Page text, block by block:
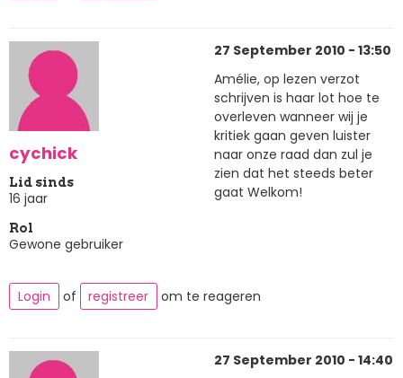
cychick
Lid sinds
16 jaar
Rol
Gewone gebruiker
27 September 2010 - 13:50
Amélie, op lezen verzot
schrijven is haar lot hoe te
overleven wanneer wij je
kritiek gaan geven luister
naar onze raad dan zul je
zien dat het steeds beter
gaat Welkom!
Login of registreer om te reageren
27 September 2010 - 14:40